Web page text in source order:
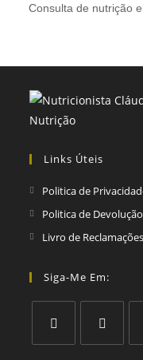
Consulta de nutrição
Links Úteis
Politica de
Politica de Devolução
Livro de
Siga-Me Em: